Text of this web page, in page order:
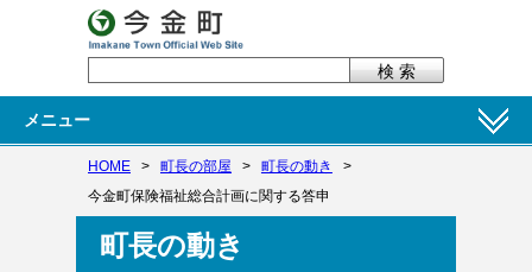
メニュー
HOME > 町長の部屋 > 町長の動き
>
今金町保険福祉総合計画に関する答申
町長の動き